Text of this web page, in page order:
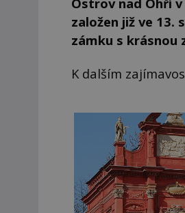
založen již ve 13.
zámku s krásnou
K dalším